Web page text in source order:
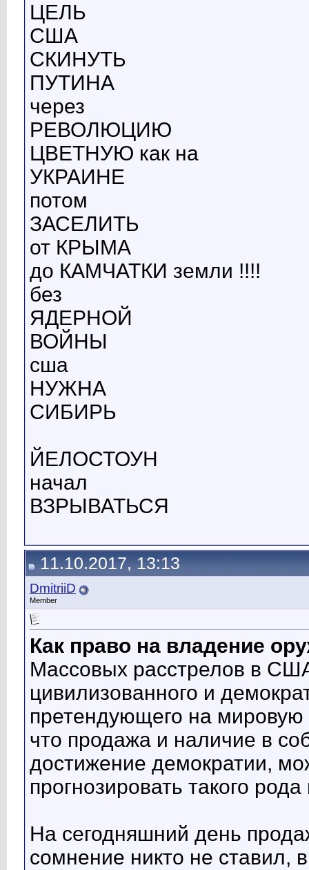
ЦЕЛЬ
США
СКИНУТЬ
ПУТИНА
через
РЕВОЛЮЦИЮ
ЦВЕТНУЮ как на
УКРАИНЕ
потом
ЗАСЕЛИТЬ
от КРЫМА
до КАМЧАТКИ земли !!!!
без
ЯДЕРНОЙ
ВОЙНЫ
сша
НУЖНА
СИБИРЬ
ЙЕЛОСТОУН
начал
ВЗРЫВАТЬСЯ
11.10.2017, 13:13
DmitriiD
Member
Как право на владение
Массовых расстрелов в
цивилизованного и
претендующего на
что продажа и наличие в
достижение демократии,
прогнозировать такого
На сегодняшний день
сомнение никто не ставил,